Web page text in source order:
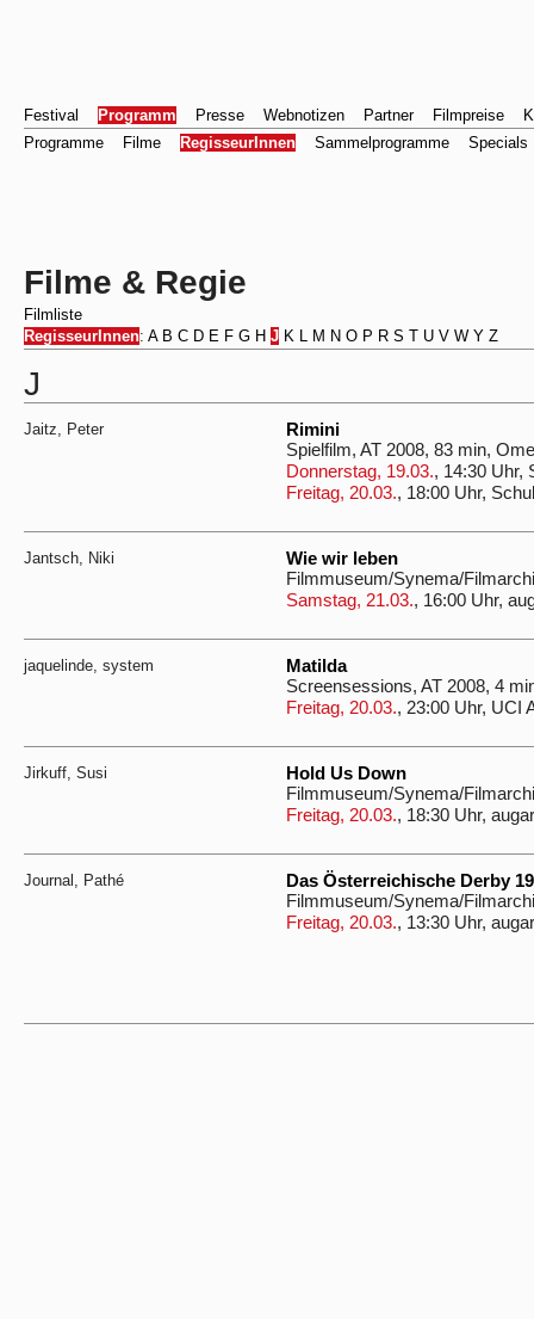
Festival Programm Presse Webnotizen Partner Filmpreise
Programme
Filme RegisseurInnen Sammelprogramme Specials
Filme & Regie
Filmliste
RegisseurInnen: A B C D E F G H J K L M N O P R S T U V W Y Z
J
Jaitz, Peter
Rimini
Spielfilm, AT 2008, 83 min,
Donnerstag, 19.03., 14:30 Uhr,
Freitag, 20.03., 18:00 Uhr,
Jantsch, Niki
Wie wir leben
Filmmuseum/Synema/
Samstag, 21.03., 16:00 Uhr,
jaquelinde, system
Matilda
Screensessions, AT 2008, 4
Freitag, 20.03., 23:00 Uhr, UCI
Jirkuff, Susi
Hold Us Down
Filmmuseum/Synema/
Freitag, 20.03., 18:30 Uhr,
Journal, Pathé
Das Österreichische Derby
Filmmuseum/Synema/
Freitag, 20.03., 13:30 Uhr,